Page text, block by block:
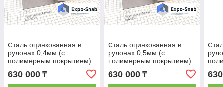
Сталь оцинкованная в
рулонах 0,4мм (с
полимерным покрытием)
630 000 ₸
Сталь оцинкованная в
рулонах 0,5мм (с
полимерным покрытием)
630 000₸